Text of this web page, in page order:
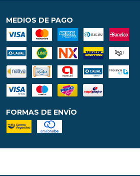
MEDIOS DE PAGO
FORMAS DE ENVÍO